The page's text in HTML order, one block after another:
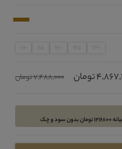
تومان 7,488,000 تومان